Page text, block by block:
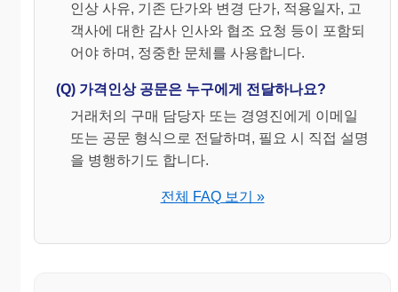
인상 사유, 기존 단가와 변경 단가, 적용일자, 고
객사에 대한 감사 인사와 협조 요청 등이 포함되
어야 하며, 정중한 문체를 사용합니다.
(Q) 가격인상 공문은 누구에게 전달하나요?
거래처의 구매 담당자 또는 경영진에게 이메일
또는 공문 형식으로 전달하며, 필요 시 직접 설명
을 병행하기도 합니다.
전체 FAQ 보기 »